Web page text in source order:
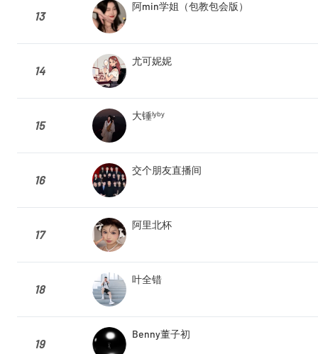
13
阿min学姐（包教包会版）
14
尤可妮妮
15
大锤ˡʸᵇʸ
16
交个朋友直播间
17
阿里北杯
18
叶全错
19
Benny董子初